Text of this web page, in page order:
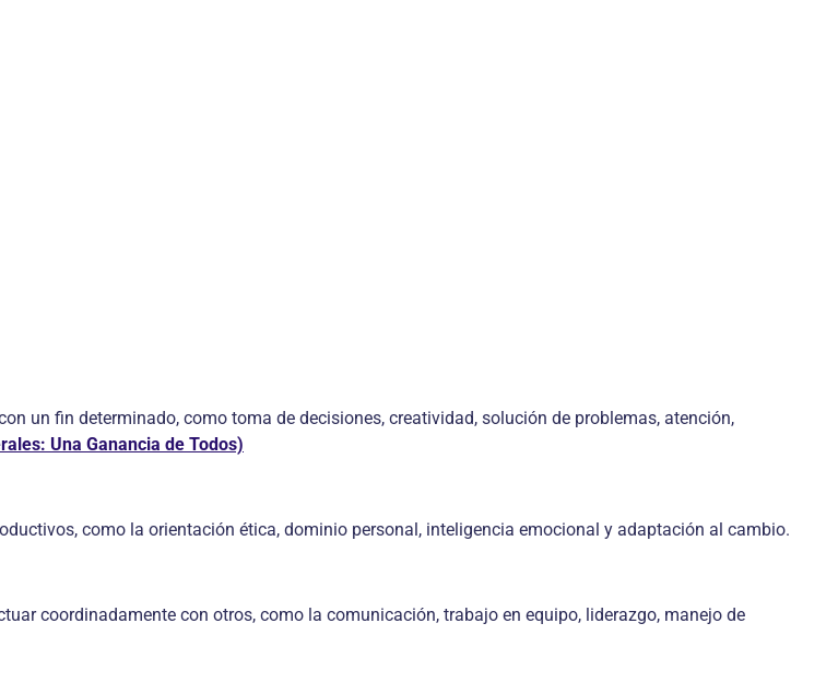
un fin determinado, como toma de decisiones, creatividad, solución de problemas, atención,
Una Ganancia de Todos)
como la orientación ética, dominio personal, inteligencia emocional y adaptación al cambio.
coordinadamente con otros, como la comunicación, trabajo en equipo, liderazgo, manejo de